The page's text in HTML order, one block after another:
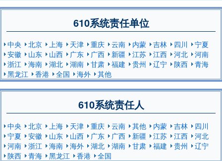
610系统责任单位
中央 北京 上海 天津 重庆 云南 内蒙 吉林 四川
宁夏
安徽
山东 山西 广东 广西 新疆 江苏 江西 河北
河南
浙江
海南 湖北 湖南 甘肃 福建 贵州 辽宁 陕西
青海
黑龙江
香港 全国 海外 其他
610系统责任人
中央 北京 上海 天津 重庆 云南 其他 内蒙 吉林
四川
宁夏
安徽 山东 山西 广东 广西 新疆 江苏 江西
河北
河南
浙江 海南 海外 湖北 湖南 甘肃 福建 贵州
辽宁
陕西
青海 黑龙江 香港 全国